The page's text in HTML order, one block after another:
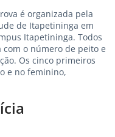
é organizada pela
de Itapetininga em
Itapetininga. Todos
o número de peito e
Os cinco primeiros
e no feminino,